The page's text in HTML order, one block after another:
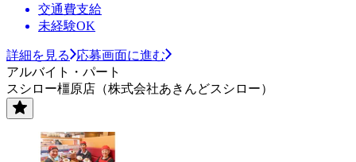
交通費支給
未経験OK
詳細を見る
応募画面に進む
アルバイト・パート
スシロー橿原店（株式会社あきんどスシロー）